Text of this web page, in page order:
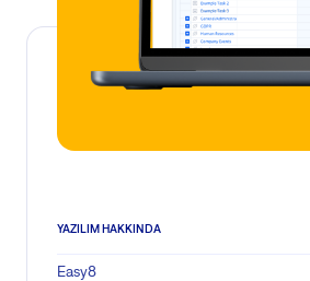
YAZILIM HAKKINDA
Easy8